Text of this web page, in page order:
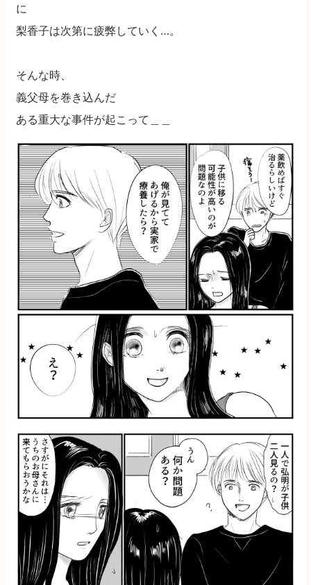
に
梨香子は次第に疲弊していく…。
そんな時、
義父母を巻き込んだ
ある重大な事件が起こって＿＿